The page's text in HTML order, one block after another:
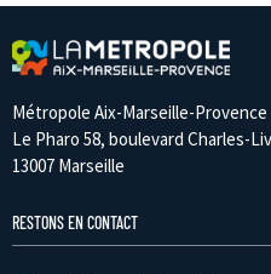
Métropole Aix-Marseille-Provence
Le Pharo 58, boulevard Charles-
13007 Marseille
RESTONS EN CONTACT